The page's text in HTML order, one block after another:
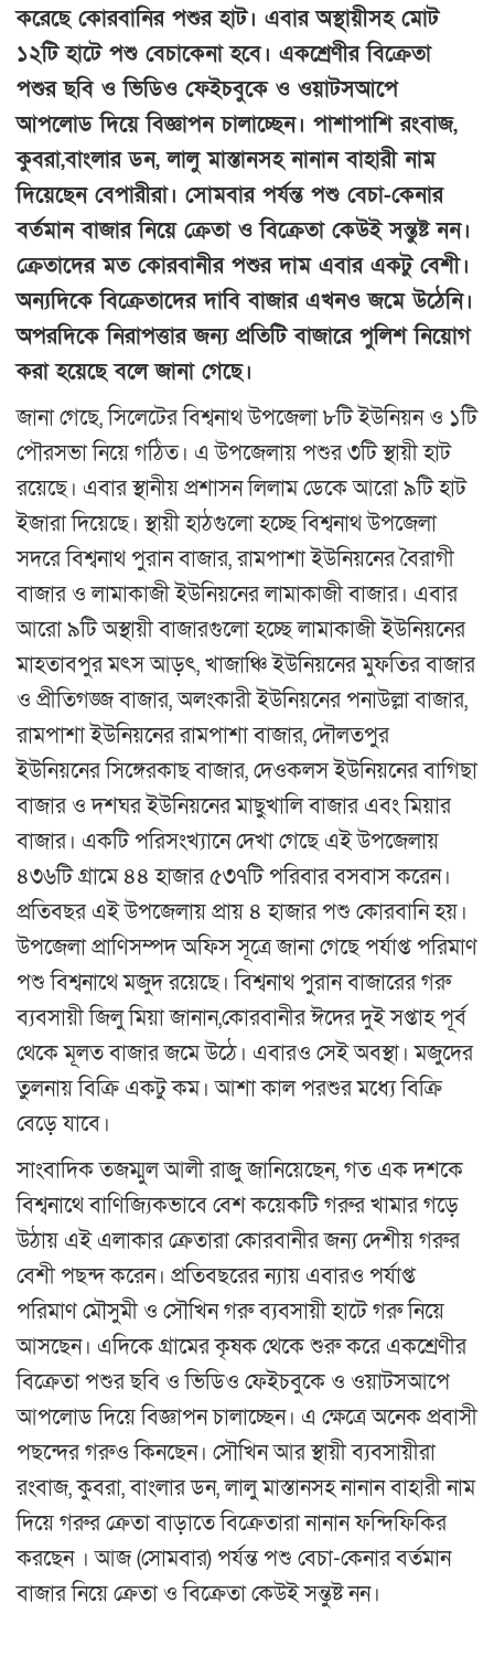
করেছে কোরবানির পশুর হাট। এবার অস্থায়ীসহ মোট
১২টি হাটে পশু বেচাকেনা হবে। একশ্রেণীর বিক্রেতা
পশুর ছবি ও ভিডিও ফেইচবুকে ও ওয়াটস‌আপে
আপলোড দিয়ে বিজ্ঞাপন চালাচ্ছেন। পাশাপাশি রংবাজ,
কুবরা,বাংলার ডন, লালু মাস্তানসহ নানান বাহারী নাম
দিয়েছেন বেপারীরা। সোমবার পর্যন্ত পশু বেচা-কেনার
বর্তমান বাজার নিয়ে ক্রেতা ও বিক্রেতা কেউই সন্তুষ্ট নন।
ক্রেতাদের মত কোরবানীর পশুর দাম এবার একটু বেশী।
অন্যদিকে বিক্রেতাদের দাবি বাজার এখন‌ও জমে উঠেনি।
অপরদিকে নিরাপত্তার জন্য প্রতিটি বাজারে পুলিশ নিয়োগ
করা হয়েছে বলে জানা গেছে।
জানা গেছে, সিলেটের বিশ্বনাথ উপজেলা ৮টি ইউনিয়ন ও ১টি
পৌরসভা নিয়ে গঠিত। এ উপজেলায় পশুর ৩টি স্থায়ী হাট
রয়েছে। এবার স্থানীয় প্রশাসন লিলাম ডেকে আরো ৯টি হাট
ইজারা দিয়েছে। স্থায়ী হাঠগুলো হচ্ছে বিশ্বনাথ উপজেলা
সদরে বিশ্বনাথ পুরান বাজার, রামপাশা ইউনিয়নের বৈরাগী
বাজার ও লামাকাজী ইউনিয়নের লামাকাজী বাজার। এবার
আরো ৯টি অস্থায়ী বাজারগুলো হচ্ছে লামাকাজী ইউনিয়নের
মাহতাবপুর মৎস আড়ৎ, খাজাঞ্চি ইউনিয়নের মুফতির বাজার
ও প্রীতিগঙ্জ বাজার, অলংকারী ইউনিয়নের পনাউল্লা বাজার,
রামপাশা ইউনিয়নের রামপাশা বাজার, দৌলতপুর
ইউনিয়নের সিঙ্গেরকাছ বাজার, দেওকলস ইউনিয়নের বাগিছা
বাজার ও দশঘর ইউনিয়নের মাছুখালি বাজার এবং মিয়ার
বাজার। একটি পরিসংখ্যানে দেখা গেছে এই উপজেলায়
৪৩৬টি গ্রামে ৪৪ হাজার ৫৩৭টি পরিবার বসবাস করেন।
প্রতিবছর এই উপজেলায় প্রায় ৪ হাজার পশু কোরবানি হয়।
উপজেলা প্রাণিসম্পদ অফিস সূত্রে জানা গেছে পর্যাপ্ত পরিমাণ
পশু বিশ্বনাথে মজুদ রয়েছে। বিশ্বনাথ পুরান বাজারের গরু
ব্যবসায়ী জিলু মিয়া জানান,কোরবানীর ঈদের দুই সপ্তাহ পূর্ব
থেকে মূলত বাজার জমে উঠে। এবার‌ও সেই অবস্থা। মজুদের
তুলনায় বিক্রি একটু কম। আশা কাল পরশুর মধ্যে বিক্রি
বেড়ে যাবে।
সাংবাদিক তজম্মুল আলী রাজু জানিয়েছেন, গত এক দশকে
বিশ্বনাথে বাণিজ্যিকভাবে বেশ কয়েকটি গরুর খামার গড়ে
উঠায় এই এলাকার ক্রেতারা কোরবানীর জন্য দেশীয় গরুর
বেশী পছন্দ করেন। প্রতিবছরের ন্যায় এবারও পর্যাপ্ত
পরিমাণ মৌসুমী ও সৌখিন গরু ব্যবসায়ী হাটে গরু নিয়ে
আসছেন। এদিকে গ্রামের কৃষক থেকে শুরু করে একশ্রেণীর
বিক্রেতা পশুর ছবি ও ভিডিও ফেইচবুকে ও ওয়াটসআপে
আপলোড দিয়ে বিজ্ঞাপন চালাচ্ছেন। এ ক্ষেত্রে অনেক প্রবাসী
পছন্দের গরুও কিনছেন। সৌখিন আর স্থায়ী ব্যবসায়ীরা
রংবাজ, কুবরা, বাংলার ডন, লালু মাস্তানসহ নানান বাহারী নাম
দিয়ে গরুর ক্রেতা বাড়াতে বিক্রেতারা নানান ফন্দিফিকির
করছেন । আজ (সোমবার) পর্যন্ত পশু বেচা-কেনার বর্তমান
বাজার নিয়ে ক্রেতা ও বিক্রেতা কেউই সন্তুষ্ট নন।